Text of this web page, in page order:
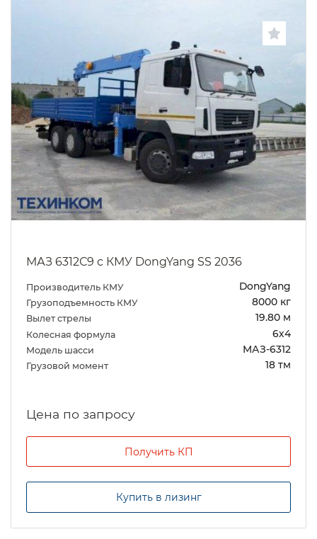
МАЗ 6312С9 с КМУ DongYang SS 2036
Производитель КМУ DongYang
Грузоподъемность КМУ 8000 кг
Вылет стрелы 19.80 м
Колесная формула 6х4
Модель шасси МАЗ-6312
Грузовой момент 18 тм
Цена по запросу
Получить КП
Купить в лизинг